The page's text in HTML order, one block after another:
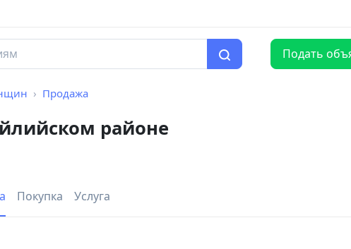
Подать
Продажа
районе
Покупка Услуга